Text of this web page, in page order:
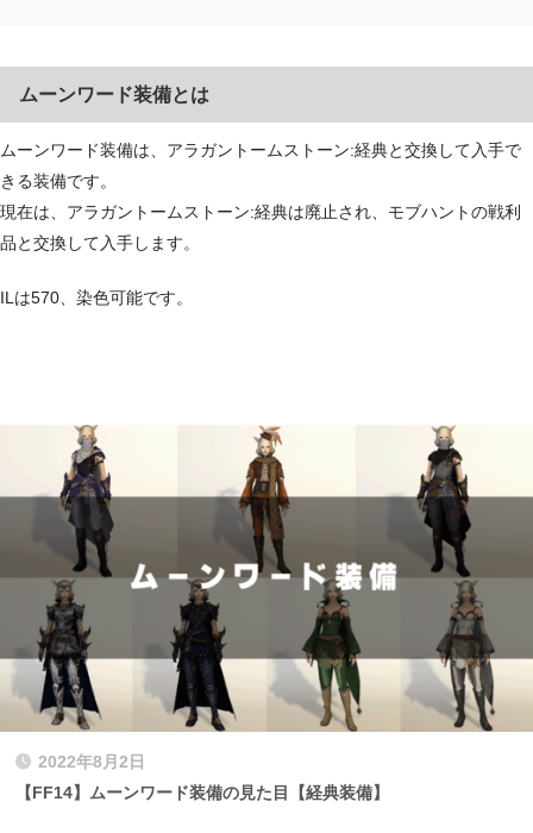
ムーンワード装備とは
ムーンワード装備は、アラガントームストーン:経典と交換して入手で
きる装備です。
現在は、アラガントームストーン:経典は廃止され、モブハントの戦利
品と交換して入手します。
ILは570、染色可能です。
2022年8月2日
【FF14】ムーンワード装備の見た目【経典装備】